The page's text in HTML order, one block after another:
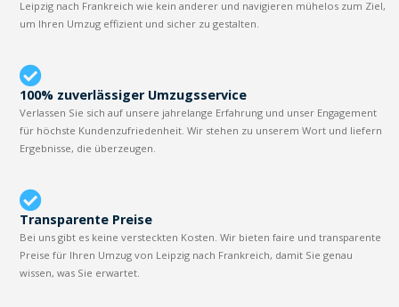
Leipzig nach Frankreich wie kein anderer und navigieren mühelos zum Ziel,
um Ihren Umzug effizient und sicher zu gestalten.
100% zuverlässiger Umzugsservice
Verlassen Sie sich auf unsere jahrelange Erfahrung und unser Engagement
für höchste Kundenzufriedenheit. Wir stehen zu unserem Wort und liefern
Ergebnisse, die überzeugen.
Transparente Preise
Bei uns gibt es keine versteckten Kosten. Wir bieten faire und transparente
Preise für Ihren Umzug von Leipzig nach Frankreich, damit Sie genau
wissen, was Sie erwartet.